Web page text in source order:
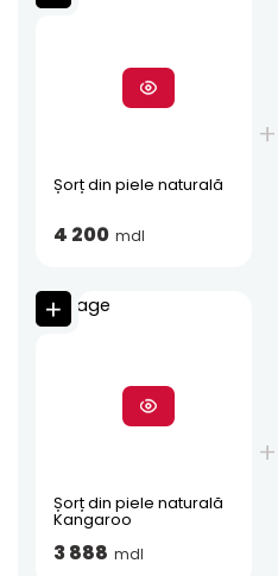
Șorț din piele naturală
4 200 mdl
Șorț din piele naturală
Kangaroo
3 888 mdl